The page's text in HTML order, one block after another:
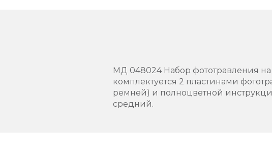
МД 048024 Набор фототравления на
комплектуется 2 пластинами
ремней) и полноцветной
средний.